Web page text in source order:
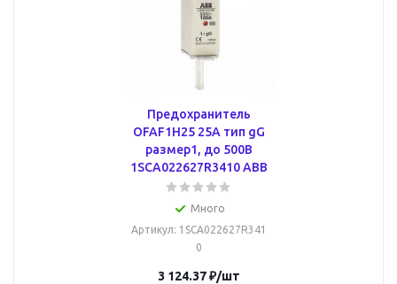
Предохранитель
OFAF1H25 25A тип gG
размер1, до 500В
1SCA022627R3410 ABB
Много
Артикул: 1SCA022627R341
0
3 124.37₽/шт